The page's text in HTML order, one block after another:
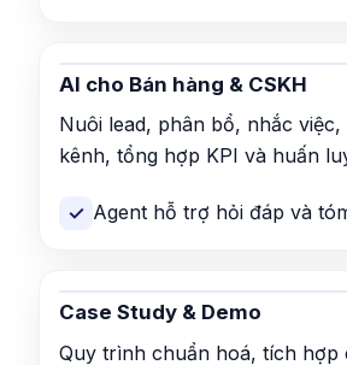
AI cho Bán hàng & CSKH
Nuôi lead, phân bổ, nhắc
kênh, tổng hợp KPI và huấn
✓ Agent hỗ trợ hỏi đáp và
Case Study & Demo
Quy trình chuẩn hoá, tích hợp